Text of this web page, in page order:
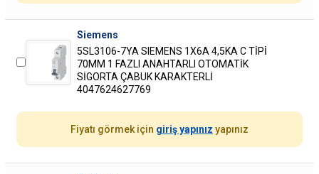
Siemens
5SL3106-7YA SIEMENS 1X6A 4,5KA C TİPİ
70MM 1 FAZLI ANAHTARLI OTOMATİK
SİGORTA ÇABUK KARAKTERLİ
4047624627769
Fiyatı görmek için giriş yapınız yapınız